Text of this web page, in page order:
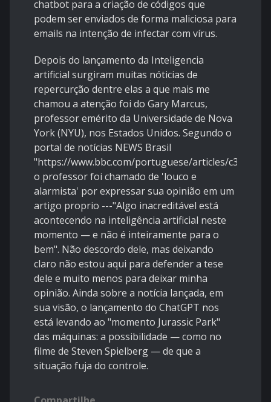
chatbot para a criação de códigos que
podem ser enviados de forma maliciosa para
emails na intenção de infectar com vírus.
Depois do lançamento da Inteligencia
artificial surgiram muitas nóticias de
repercurção dentre elas a que mais me
chamou a atenção foi do Gary Marcus,
professor emérito da Universidade de Nova
York (NYU), nos Estados Unidos. Segundo o
portal de notícias NEWS Brasil
"https://www.bbc.com/portuguese/articles/
o professor foi chamado de 'louco e
alarmista' por expressar sua opinião em um
artigo proprio ---"Algo inacreditável está
acontecendo na inteligência artificial neste
momento — e não é inteiramente para o
bem". Não descordo dele, mas deixando
claro não estou aqui para defender a tese
dele e muito menos para deixar minha
opinião. Ainda sobre a notícia lançada, em
sua visão, o lançamento do ChatGPT nos
está levando ao "momento Jurassic Park"
das máquinas: a possibilidade — como no
filme de Steven Spielberg — de que a
situação fuja do controle.